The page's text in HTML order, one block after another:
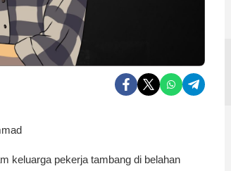
keluarga pekerja tambang di belahan